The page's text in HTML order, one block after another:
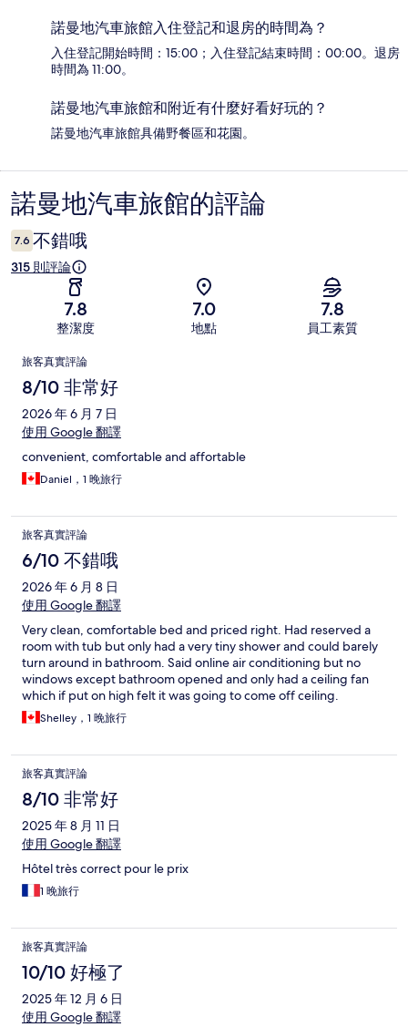
諾曼地汽車旅館入住登記和退房的時間為？
入住登記開始時間：15:00；入住登記結束時間：00:00。退房
時間為 11:00。
諾曼地汽車旅館和附近有什麼好看好玩的？
諾曼地汽車旅館具備野餐區和花園。
評
論
諾曼地汽車旅館的評論
7.6 不錯哦
315 則評論
7.8
整潔度
7.0
地點
7.8
員工素質
評
論
旅客真實評論
8/10 非常好
2026 年 6 月 7 日
使用 Google 翻譯
convenient, comfortable and affortable
Daniel，1 晚旅行
旅客真實評論
6/10 不錯哦
2026 年 6 月 8 日
使用 Google 翻譯
Very clean, comfortable bed and priced right. Had reserved a
room with tub but only had a very tiny shower and could barely
turn around in bathroom. Said online air conditioning but no
windows except bathroom opened and only had a ceiling fan
which if put on high felt it was going to come off ceiling.
Friendly staff
Shelley，1 晚旅行
旅客真實評論
8/10 非常好
2025 年 8 月 11 日
使用 Google 翻譯
Hôtel très correct pour le prix
1 晚旅行
旅客真實評論
10/10 好極了
2025 年 12 月 6 日
使用 Google 翻譯